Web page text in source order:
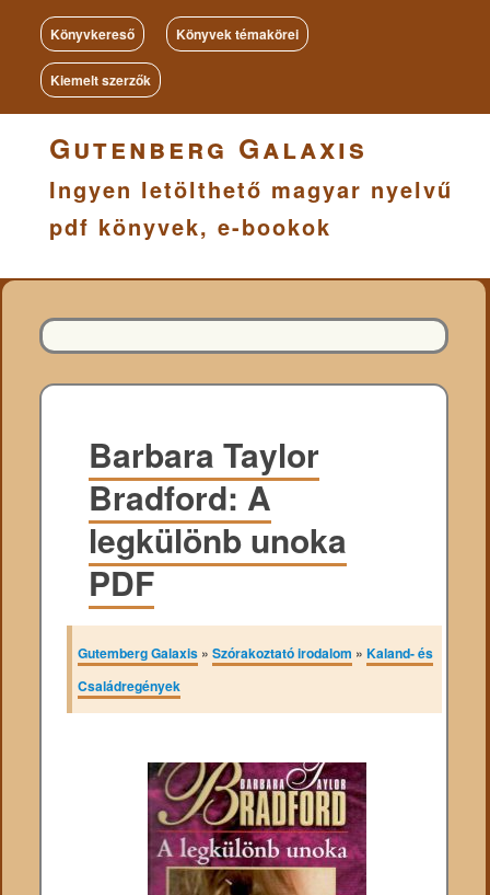
Könyvkereső Könyvek témakörei
Kiemelt szerzők
Gutenberg Galaxis
Ingyen letölthető magyar nyelvű
pdf könyvek, e-bookok
Barbara Taylor
Bradford: A
legkülönb unoka
PDF
Gutemberg Galaxis »Szórakoztató irodalom »Kaland- és
Családregények